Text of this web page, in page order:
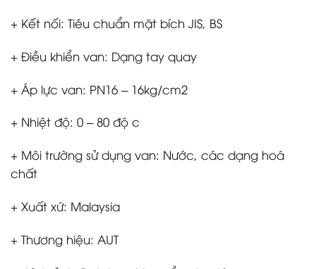
+ Kết nối: Tiêu chuẩn mặt bích JIS, BS
+ Điều khiển van: Dạng tay quay
+ Áp lực van: PN16 – 16kg/cm2
+ Nhiệt độ: 0 – 80 độ c
+ Môi trường sử dụng van: Nước, các dạng hoá
chất
+ Xuất xứ: Malaysia
+ Thương hiệu: AUT